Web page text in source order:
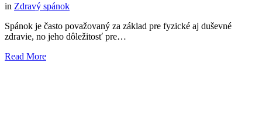
in Zdravý spánok
Spánok je často považovaný za základ pre fyzické aj duševné
zdravie, no jeho dôležitosť pre…
Read More